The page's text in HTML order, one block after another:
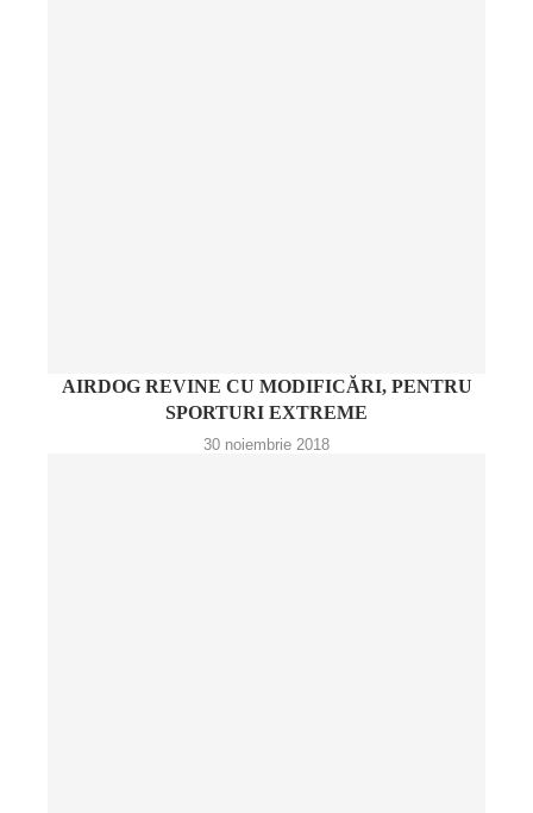
AIRDOG REVINE CU MODIFICĂRI, PENTRU
SPORTURI EXTREME
30 noiembrie 2018